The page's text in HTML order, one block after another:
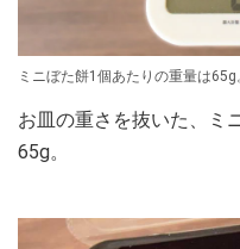
ミニぼた餅1個あたりの重量は65g
お皿の重さを抜いた、ミ
65g。